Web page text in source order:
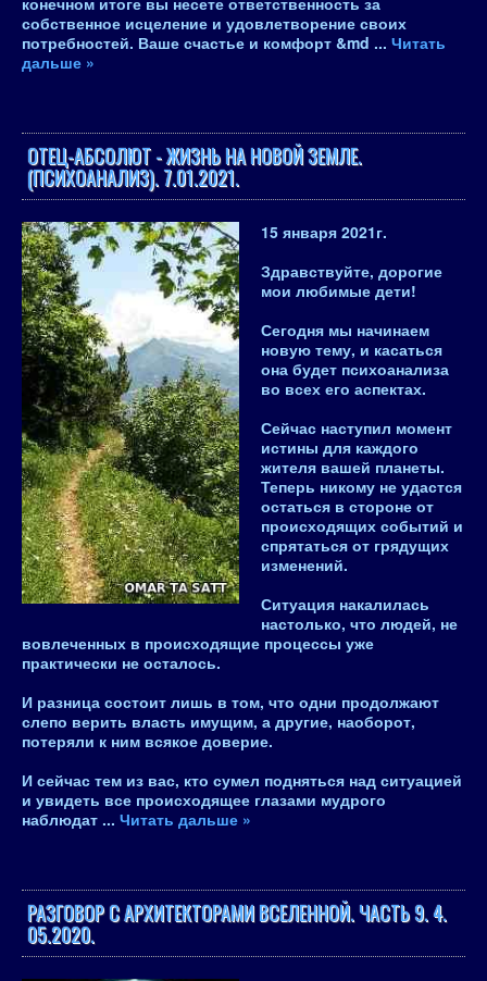
собственное исцеление и удовлетворение своих
потребностей. Ваше счастье и комфорт &md ... Читать
дальше »
ОТЕЦ-АБСОЛЮТ - ЖИЗНЬ НА НОВОЙ ЗЕМЛЕ.
(ПСИХОАНАЛИЗ). 7.01.2021.
15 января 2021г.
Здравствуйте, дорогие
мои любимые дети!
Сегодня мы начинаем
новую тему, и касаться
она будет психоанализа
во всех его аспектах.
Сейчас наступил момент
истины для каждого
жителя вашей планеты.
Теперь никому не удастся
остаться в стороне от
происходящих событий и
спрятаться от грядущих
изменений.
Ситуация накалилась
настолько, что людей, не
вовлеченных в происходящие процессы уже
практически не осталось.
И разница состоит лишь в том, что одни продолжают
слепо верить власть имущим, а другие, наоборот,
потеряли к ним всякое доверие.
И сейчас тем из вас, кто сумел подняться над ситуацией
и увидеть все происходящее глазами мудрого
наблюдат ... Читать дальше »
РАЗГОВОР С АРХИТЕКТОРАМИ ВСЕЛЕННОЙ. ЧАСТЬ 9. 4.
05.2020.